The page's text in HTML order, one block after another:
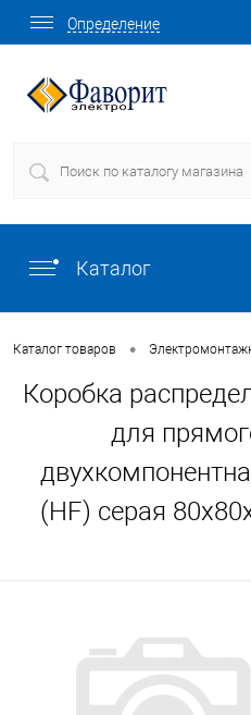
Определение
Каталог
Каталог товаров •
Коробка
для
(HF) серая